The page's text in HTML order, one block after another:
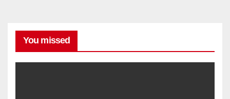
You missed